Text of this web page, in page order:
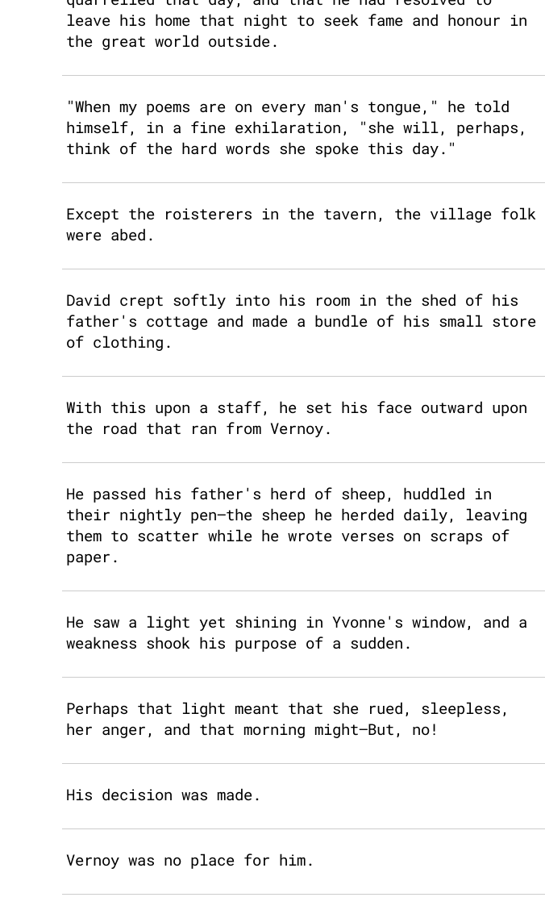
leave his home that night to seek fame and honour in
the great world outside.
"When my poems are on every man's tongue," he told
himself, in a fine exhilaration, "she will, perhaps,
think of the hard words she spoke this day."
Except the roisterers in the tavern, the village folk
were abed.
David crept softly into his room in the shed of his
father's cottage and made a bundle of his small store
of clothing.
With this upon a staff, he set his face outward upon
the road that ran from Vernoy.
He passed his father's herd of sheep, huddled in
their nightly pen—the sheep he herded daily, leaving
them to scatter while he wrote verses on scraps of
paper.
He saw a light yet shining in Yvonne's window, and a
weakness shook his purpose of a sudden.
Perhaps that light meant that she rued, sleepless,
her anger, and that morning might—But, no!
His decision was made.
Vernoy was no place for him.